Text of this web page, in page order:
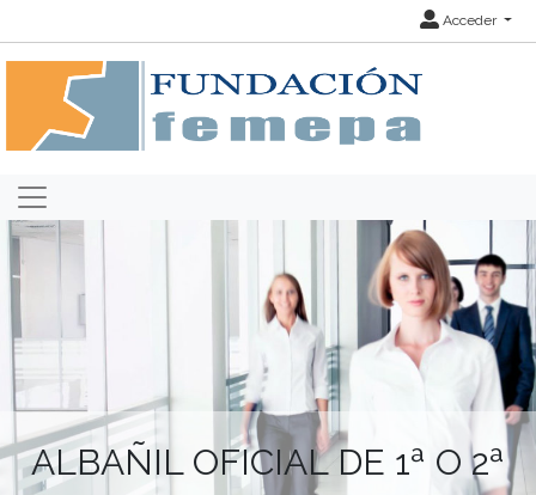
Acceder
ALBAÑIL OFICIAL DE 1ª O 2ª